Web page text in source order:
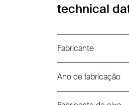
technical
Fabricante
Ano de fabricação